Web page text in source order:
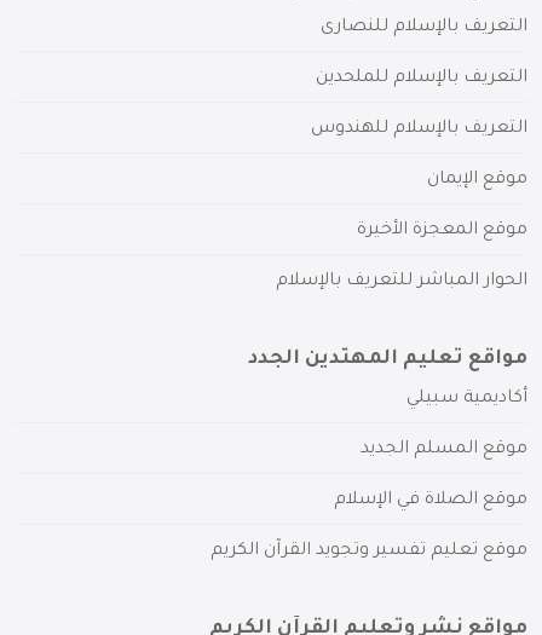
التعريف بالإسلام للنصارى
التعريف بالإسلام للملحدين
التعريف بالإسلام للهندوس
موقع الإيمان
موقع المعجزة الأخيرة
الحوار المباشر للتعريف بالإسلام
مواقع تعليم المهتدين الجدد
أكاديمية سبيلي
موقع المسلم الجديد
موقع الصلاة في الإسلام
موقع تعليم تفسير وتجويد القرآن الكريم
مواقع نشر وتعليم القرآن الكريم